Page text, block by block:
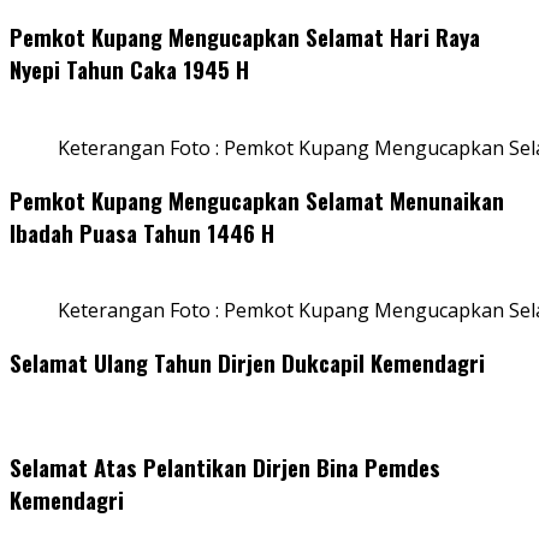
Pemkot Kupang Mengucapkan Selamat Hari Raya
Nyepi Tahun Caka 1945 H
Keterangan Foto : Pemkot Kupang Mengucapkan
Pemkot Kupang Mengucapkan Selamat Menunaikan
Ibadah Puasa Tahun 1446 H
Keterangan Foto : Pemkot Kupang Mengucapkan
Selamat Ulang Tahun Dirjen Dukcapil Kemendagri
Selamat Atas Pelantikan Dirjen Bina Pemdes
Kemendagri